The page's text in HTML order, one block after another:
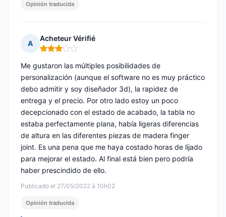
Opinión traducida
A
Acheteur Vérifié
Nota: 3 de 5
Publicado el 27/05/2022 à 10h02
Me gustaron las múltiples posibilidades de
personalización (aunque el software no es muy práctico
debo admitir y soy diseñador 3d), la rapidez de
entrega y el precio. Por otro lado estoy un poco
decepcionado con el estado de acabado, la tabla no
estaba perfectamente plana, había ligeras diferencias
de altura en las diferentes piezas de madera finger
joint. Es una pena que me haya costado horas de lijado
para mejorar el estado. Al final está bien pero podría
haber prescindido de ello.
Opinión traducida